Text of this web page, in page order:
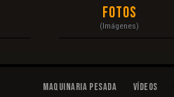
Fotos
(Imágenes)
Maquinaria Pesada Vídeos